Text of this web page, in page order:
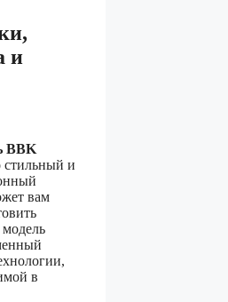
и
BBK
стильный и
вам
в